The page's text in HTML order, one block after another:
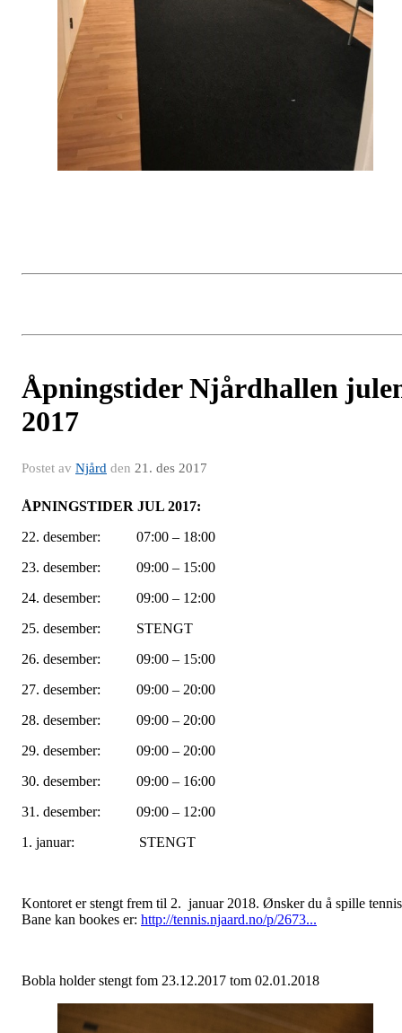
Åpningstider Njårdhallen
2017
Postet av Njård den 21. des 2017
ÅPNINGSTIDER JUL 2017:
22. desember: 07:00 – 18:00
23. desember: 09:00 – 15:00
24. desember: 09:00 – 12:00
25. desember: STENGT
26. desember: 09:00 – 15:00
27. desember: 09:00 – 20:00
28. desember: 09:00 – 20:00
29. desember: 09:00 – 20:00
30. desember: 09:00 – 16:00
31. desember: 09:00 – 12:00
1. januar: STENGT
Kontoret er stengt frem til 2. januar 2018. Ønsker du å spille
Bane kan bookes er: http://tennis.njaard.no/p/2673...
Bobla holder stengt fom 23.12.2017 tom 02.01.2018